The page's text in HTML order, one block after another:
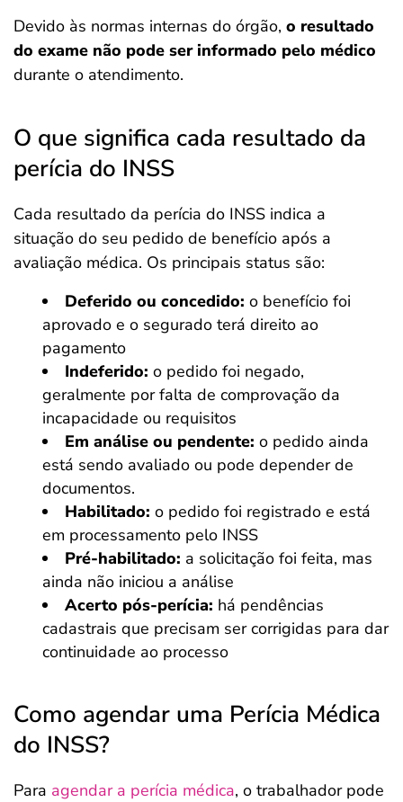
Devido às normas internas do órgão, o resultado
do exame não pode ser informado pelo médico
durante o atendimento.
O que significa cada resultado da
perícia do INSS
Cada resultado da perícia do INSS indica a
situação do seu pedido de benefício após a
avaliação médica. Os principais status são:
Deferido ou concedido: o benefício foi
aprovado e o segurado terá direito ao
pagamento
Indeferido: o pedido foi negado,
geralmente por falta de comprovação da
incapacidade ou requisitos
Em análise ou pendente: o pedido ainda
está sendo avaliado ou pode depender de
documentos.
Habilitado: o pedido foi registrado e está
em processamento pelo INSS
Pré-habilitado: a solicitação foi feita, mas
ainda não iniciou a análise
Acerto pós-perícia: há pendências
cadastrais que precisam ser corrigidas para dar
continuidade ao processo
Como agendar uma Perícia Médica
do INSS?
Para agendar a perícia médica, o trabalhador pode